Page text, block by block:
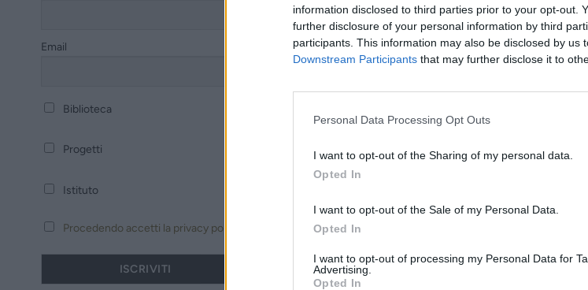
information disclosed to third parties prior to your opt-out.
further disclosure of your personal information by third
participants. This information may also be disclosed by us
Downstream Participants that may further disclose it to
Personal Data Processing Opt Outs
I want to opt-out of the Sharing of my personal data.
Opted In
I want to opt-out of the Sale of my Personal Data.
Opted In
I want to opt-out of processing my Personal Data for
Advertising.
Opted In
Email
Biblioteca
Progetti
Istituto
Procedendo accetti la privacy policy
Vieni Spirito…